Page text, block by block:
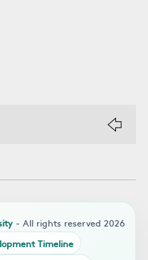
- All rights reserved 2026
Timeline